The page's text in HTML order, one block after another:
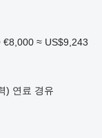
€8,000 ≈ US$9,243
) 연료 경유